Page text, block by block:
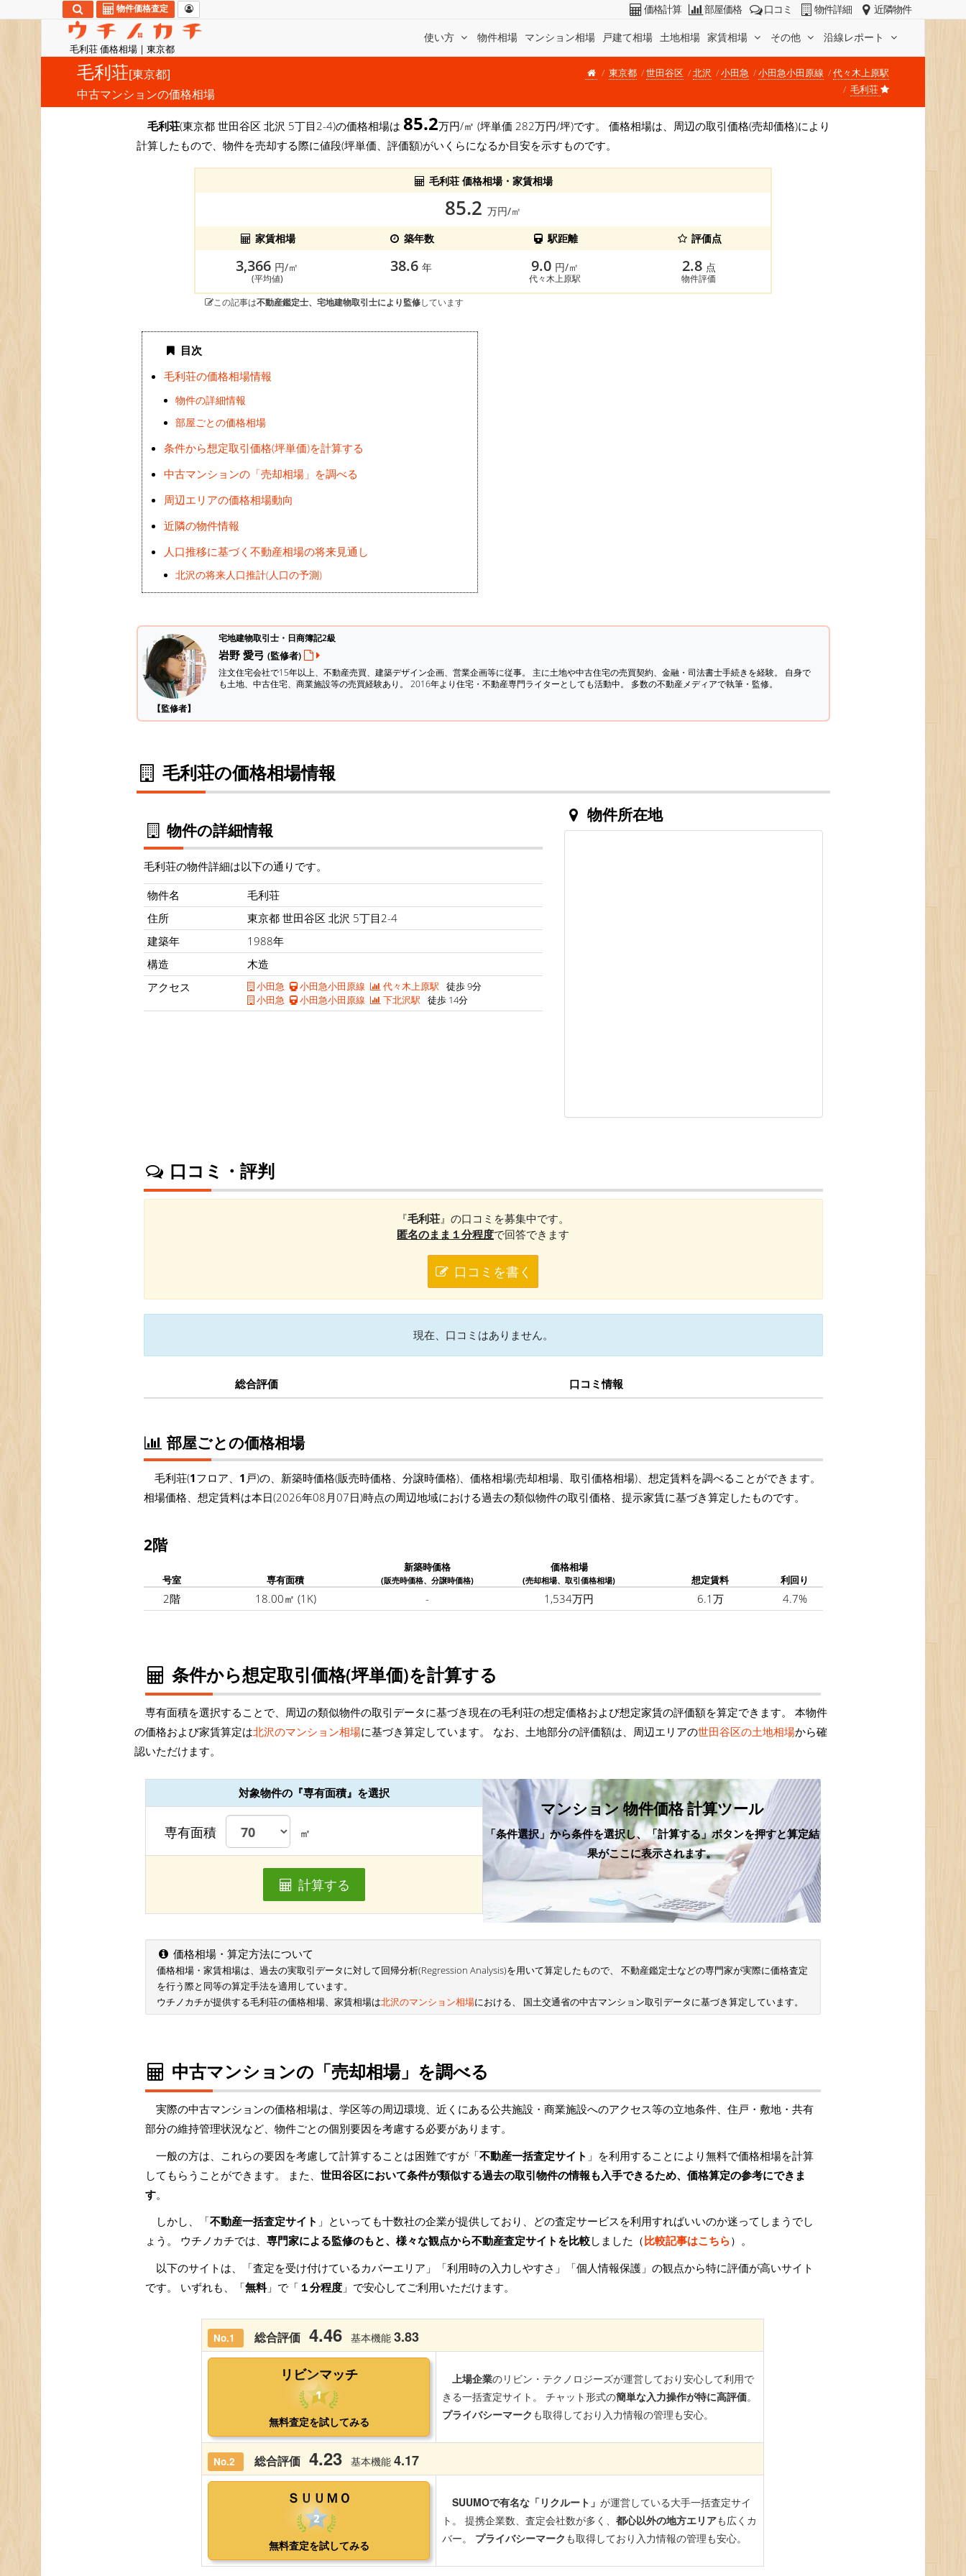
毛利荘 価格相場 | 東京都
使い方 物件相場 マンション相場 戸建て相場 土地相場 家賃相場 その他 沿線レポート
物件価格査定 価格計算 部屋価格 口コミ 物件詳細 近隣物件
毛利荘[東京都]
中古マンションの価格相場
東京都 世田谷区 北沢 小田急 小田急小田原線
代々木上原駅
毛利荘
毛利荘(東京都 世田谷区 北沢 5丁目2-4)の価格相場は 85.2万円/㎡ (坪単価 282万円/坪)です。 価格相場は、周辺の取引価格(売却価格)により
計算したもので、物件を売却する際に値段(坪単価、評価額)がいくらになるか目安を示すものです。
毛利荘 価格相場・家賃相場
85.2 万円/㎡
家賃相場
築年数 駅距離 評価点
3,366 円/㎡
(平均値)
38.6 年 9.0 円/㎡
代々木上原駅
2.8 点
物件評価
この記事は不動産鑑定士、宅地建物取引士により監修しています
目次
毛利荘の価格相場情報
物件の詳細情報
部屋ごとの価格相場
条件から想定取引価格(坪単価)を計算する
中古マンションの「売却相場」を調べる
周辺エリアの価格相場動向
近隣の物件情報
人口推移に基づく不動産相場の将来見通し
北沢の将来人口推計(人口の予測)
【監修者】
宅地建物取引士・日商簿記2級
岩野 愛弓 (監修者)
注文住宅会社で15年以上、不動産売買、建築デザイン企画、営業企画等に従事。 主に土地や中古住宅の売買契約、金融・司法書士手続きを経験。 自身で
も土地、中古住宅、商業施設等の売買経験あり。 2016年より住宅・不動産専門ライターとしても活動中。 多数の不動産メディアで執筆・監修。
毛利荘の価格相場情報
物件の詳細情報
毛利荘の物件詳細は以下の通りです。
物件名
毛利荘
住所
東京都 世田谷区 北沢 5丁目2-4
建築年
1988年
構造
木造
アクセス
小田急 小田急小田原線 代々木上原駅 徒歩 9分
小田急
小田急小田原線 下北沢駅 徒歩 14分
物件所在地
口コミ・評判
『毛利荘 』の口コミを募集中です。
匿名のまま１分程度で回答できます
口コミを書く
現在、口コミはありません。
総合評価 口コミ情報
部屋ごとの価格相場
毛利荘(1フロア、 1 戸)の、新築時価格(販売時価格、分譲時価格)、価格相場(売却相場、取引価格相場)、想定賃料を調べることができます。
相場価格、想定賃料は本日(2026年08月07日)時点の周辺地域における過去の類似物件の取引価格、提示家賃に基づき算定したものです。
2階
号室 専有面積
新築時価格
(販売時価格、分譲時価格)
価格相場
(売却相場、取引価格相場) 想定賃料 利回り
2階 18.00㎡ (1K) - 1,534万円 6.1万 4.7%
条件から想定取引価格(坪単価)を計算する
専有面積を選択することで、周辺の類似物件の取引データに基づき現在の毛利荘の想定価格および想定家賃の評価額を算定できます。 本物件
の価格および家賃算定は北沢のマンション相場に基づき算定しています。 なお、土地部分の評価額は、周辺エリアの世田谷区の土地相場から確
認いただけます。
対象物件の『専有面積』を選択
専有面積 ㎡
計算する
マンション 物件価格 計算ツール
「条件選択」から条件を選択し、「計算する」ボタンを押すと算定結
果がここに表示されます。
価格相場・算定方法について
価格相場・家賃相場は、過去の実取引データに対して回帰分析(Regression Analysis)を用いて算定したもので、 不動産鑑定士などの専門家が実際に価格査定
を行う際と同等の算定手法を適用しています。
ウチノカチが提供する毛利荘の価格相場、家賃相場は北沢のマンション相場における、 国土交通省の中古マンション取引データに基づき算定しています。
中古マンションの「売却相場」を調べる
実際の中古マンションの価格相場は、学区等の周辺環境、近くにある公共施設・商業施設へのアクセス等の立地条件、住戸・敷地・共有
部分の維持管理状況など、物件ごとの個別要因を考慮する必要があります。
一般の方は、これらの要因を考慮して計算することは困難ですが「不動産一括査定サイト 」を利用することにより無料で価格相場を計算
してもらうことができます。 また、 世田谷区において条件が類似する過去の取引物件の情報も入手できるため、価格算定の参考にできま
す。
しかし、「不動産一括査定サイト 」といっても十数社の企業が提供しており、どの査定サービスを利用すればいいのか迷ってしまうでし
ょう。 ウチノカチでは、 専門家による監修のもと、様々な観点から不動産査定サイトを比較しました（比較記事はこちら）。
以下のサイトは、「査定を受け付けているカバーエリア」「利用時の入力しやすさ」「個人情報保護」の観点から特に評価が高いサイト
です。 いずれも、「無料」で「 １分程度 」で安心してご利用いただけます。